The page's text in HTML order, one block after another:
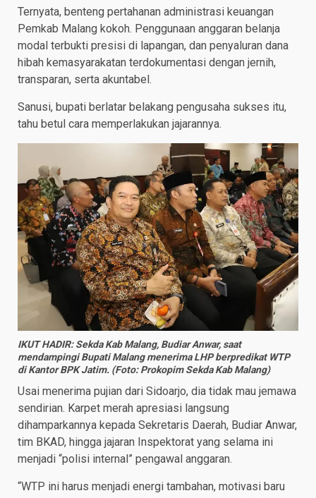
Ternyata, benteng pertahanan administrasi keuangan
Pemkab Malang kokoh. Penggunaan anggaran belanja
modal terbukti presisi di lapangan, dan penyaluran dana
hibah kemasyarakatan terdokumentasi dengan jernih,
transparan, serta akuntabel.
Sanusi, bupati berlatar belakang pengusaha sukses itu,
tahu betul cara memperlakukan jajarannya.
IKUT HADIR: Sekda Kab Malang, Budiar Anwar, saat
mendampingi Bupati Malang menerima LHP berpredikat WTP
di Kantor BPK Jatim. (Foto: Prokopim Sekda Kab Malang)
Usai menerima pujian dari Sidoarjo, dia tidak mau jemawa
sendirian. Karpet merah apresiasi langsung
dihamparkannya kepada Sekretaris Daerah, Budiar Anwar,
tim BKAD, hingga jajaran Inspektorat yang selama ini
menjadi “polisi internal” pengawal anggaran.
“WTP ini harus menjadi energi tambahan, motivasi baru